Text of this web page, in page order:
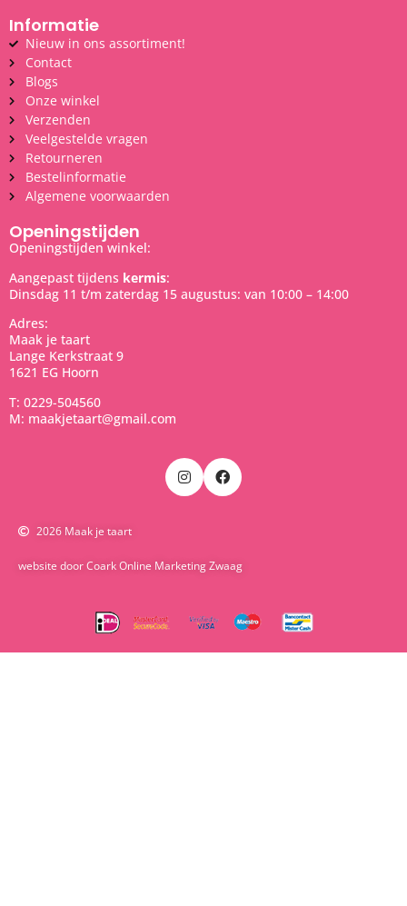
Informatie
Nieuw in ons assortiment!
Contact
Blogs
Onze winkel
Verzenden
Veelgestelde vragen
Retourneren
Bestelinformatie
Algemene voorwaarden
Openingstijden
Openingstijden winkel:
Aangepast tijdens kermis:
Dinsdag 11 t/m zaterdag 15 augustus: van 10:00 – 14:00
Adres:
Maak je taart
Lange Kerkstraat 9
1621 EG Hoorn
T: 0229-504560
M: maakjetaart@gmail.com
2026 Maak je taart
website door Coark Online Marketing Zwaag